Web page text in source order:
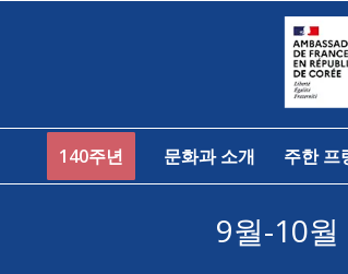
140주년 문화과 소개 주한 프
9월-10월